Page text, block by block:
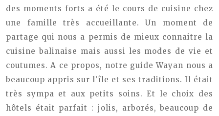
des moments forts a été le cours de cuisine chez
une famille très accueillante. Un moment de
partage qui nous a permis de mieux connaitre la
cuisine balinaise mais aussi les modes de vie et
coutumes. A ce propos, notre guide Wayan nous a
beaucoup appris sur l’île et ses traditions. Il était
très sympa et aux petits soins. Et le choix des
hôtels était parfait : jolis, arborés, beaucoup de